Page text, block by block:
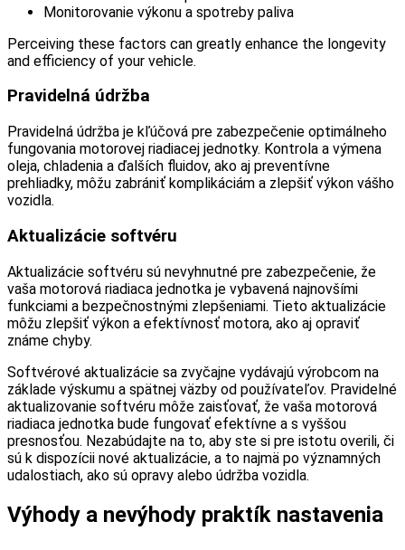
Monitorovanie výkonu a spotreby paliva
Perceiving these factors can greatly enhance the longevity
and efficiency of your vehicle.
Pravidelná údržba
Pravidelná údržba je kľúčová pre zabezpečenie optimálneho
fungovania motorovej riadiacej jednotky. Kontrola a výmena
oleja, chladenia a ďalších fluidov, ako aj preventívne
prehliadky, môžu zabrániť komplikáciám a zlepšiť výkon vášho
vozidla.
Aktualizácie softvéru
Aktualizácie softvéru sú nevyhnutné pre zabezpečenie, že
vaša motorová riadiaca jednotka je vybavená najnovšími
funkciami a bezpečnostnými zlepšeniami. Tieto aktualizácie
môžu zlepšiť výkon a efektívnosť motora, ako aj opraviť
známe chyby.
Softvérové aktualizácie sa zvyčajne vydávajú výrobcom na
základe výskumu a spätnej väzby od používateľov. Pravidelné
aktualizovanie softvéru môže zaisťovať, že vaša motorová
riadiaca jednotka bude fungovať efektívne a s vyššou
presnosťou. Nezabúdajte na to, aby ste si pre istotu overili, či
sú k dispozícii nové aktualizácie, a to najmä po významných
udalostiach, ako sú opravy alebo údržba vozidla.
Výhody a nevýhody praktík nastavenia